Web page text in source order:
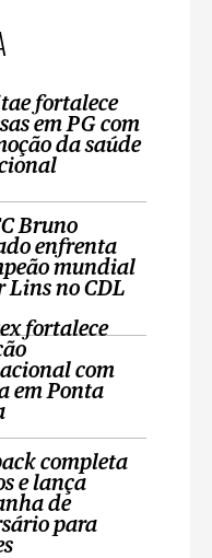
fortalece
em PG com
da saúde
Bruno
enfrenta
mundial
Lins no CDL
fortalece
com
em Ponta
completa
e lança
de
para